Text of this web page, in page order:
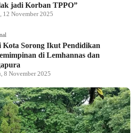
jadi Korban TPPO”
12 November 2025
Kota Sorong Ikut Pendidikan
di Lemhannas dan
8 November 2025